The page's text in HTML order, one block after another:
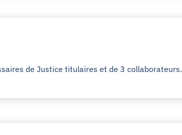
de Justice titulaires et de 3 collaborateurs.